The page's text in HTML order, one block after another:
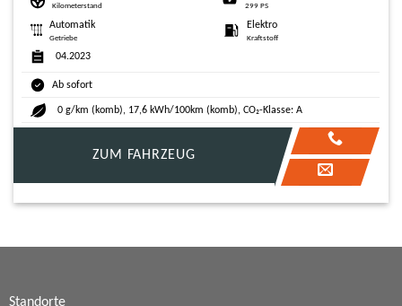
Kilometerstand 299 PS
Automatik
Getriebe
Elektro
Kraftstoff
04.2023
Ab sofort
0 g/km (komb), 17,6 kWh/100km (komb), CO₂-Klasse: A
ZUM FAHRZEUG
Standorte